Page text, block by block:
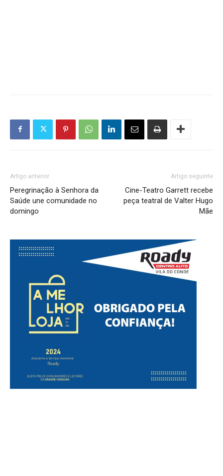
Artigo anterior
Peregrinação à Senhora da
Saúde une comunidade no
domingo
Artigo seguinte
Cine-Teatro Garrett recebe
peça teatral de Valter Hugo
Mãe